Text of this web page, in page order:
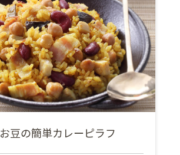
お豆の簡単カレーピラフ